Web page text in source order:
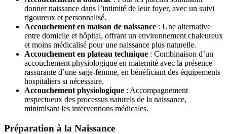
donner naissance dans l’intimité de leur foyer, avec un suivi
rigoureux et personnalisé.
Accouchement en maison de naissance : Une alternative
entre domicile et hôpital, offrant un environnement chaleureux
et moins médicalisé pour une naissance plus naturelle.
Accouchement en plateau technique : Combinaison d’un
accouchement physiologique en maternité avec la présence
rassurante d’une sage-femme, en bénéficiant des équipements
hospitaliers si nécessaire.
Accouchement physiologique : Accompagnement
respectueux des processus naturels de la naissance,
minimisant les interventions médicales.
Préparation à la Naissance